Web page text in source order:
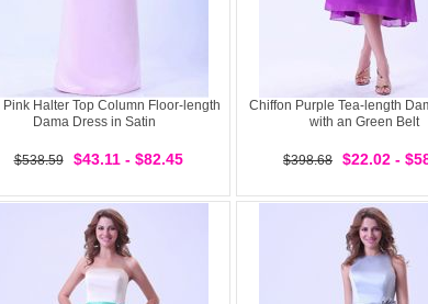
Pink Halter Top Column Floor-length
Dama Dress in Satin
$538.59 $43.11 - $82.45
Chiffon Purple Tea-length
with an Green Belt
$398.68 $22.02 -